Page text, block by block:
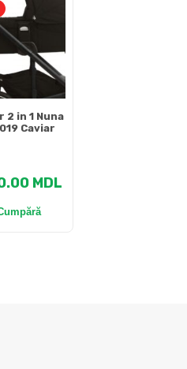
2 in 1 Nuna
Caviar
MDL